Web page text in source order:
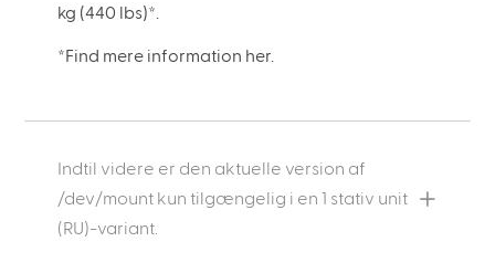
kg (440 lbs)*.
*Find mere information her.
Indtil videre er den aktuelle version af
/dev/mount kun tilgængelig i en 1 stativ unit
(RU)-variant.